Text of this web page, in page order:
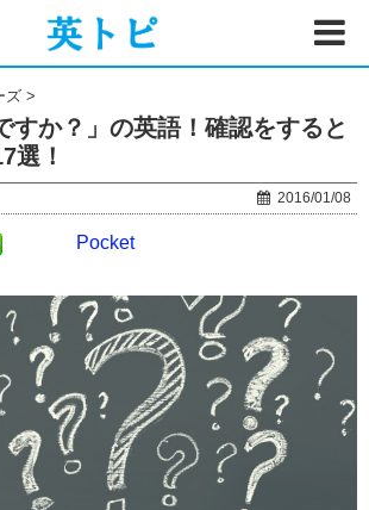
ズ >
すか？」の英語！確認をすると
選！
2016/01/08
Pocket